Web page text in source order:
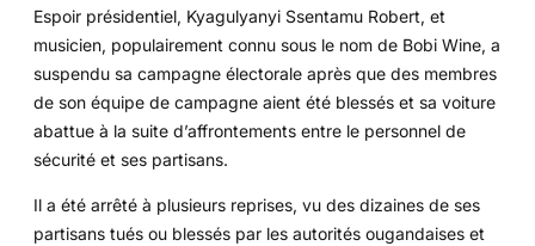
Espoir présidentiel, Kyagulyanyi Ssentamu Robert, et
musicien, populairement connu sous le nom de Bobi Wine, a
suspendu sa campagne électorale après que des membres
de son équipe de campagne aient été blessés et sa voiture
abattue à la suite d’affrontements entre le personnel de
sécurité et ses partisans.
Il a été arrêté à plusieurs reprises, vu des dizaines de ses
partisans tués ou blessés par les autorités ougandaises et